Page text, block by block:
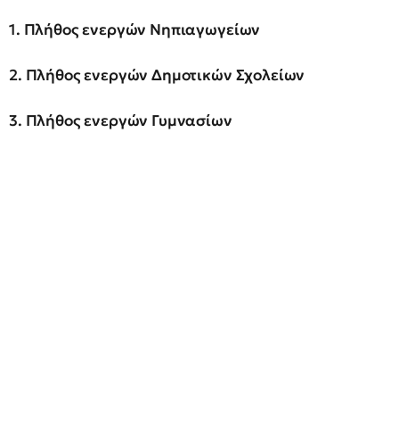
1. Πλήθος ενεργών Νηπιαγωγείων
2. Πλήθος ενεργών Δημοτικών Σχολείων
3. Πλήθος ενεργών Γυμνασίων